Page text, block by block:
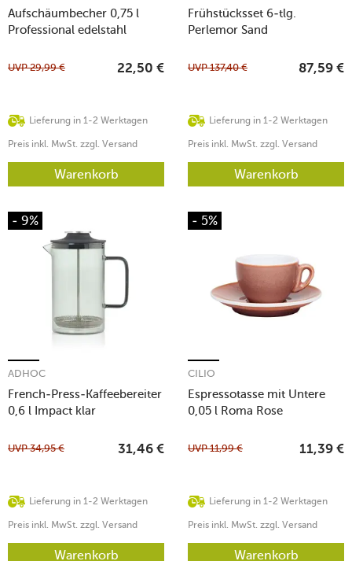
Aufschäumbecher 0,75 l
Professional edelstahl
Lieferung in 1-2 Werktagen
UVP29,99 € 22,50 €
Preis inkl. MwSt. zzgl. Versand
Warenkorb
Frühstücksset 6-tlg.
Perlemor Sand
Lieferung in 1-2 Werktagen
UVP137,40 € 87,59 €
Preis inkl. MwSt. zzgl. Versand
Warenkorb
- 9%
French-Press-Kaffeebereiter
0,6 l Impact klar
ADHOC
Lieferung in 1-2 Werktagen
UVP34,95 € 31,46 €
Preis inkl. MwSt. zzgl. Versand
Warenkorb
- 5%
Espressotasse mit Untere
0,05 l Roma Rose
CILIO
Lieferung in 1-2 Werktagen
UVP11,99 € 11,39 €
Preis inkl. MwSt. zzgl. Versand
Warenkorb